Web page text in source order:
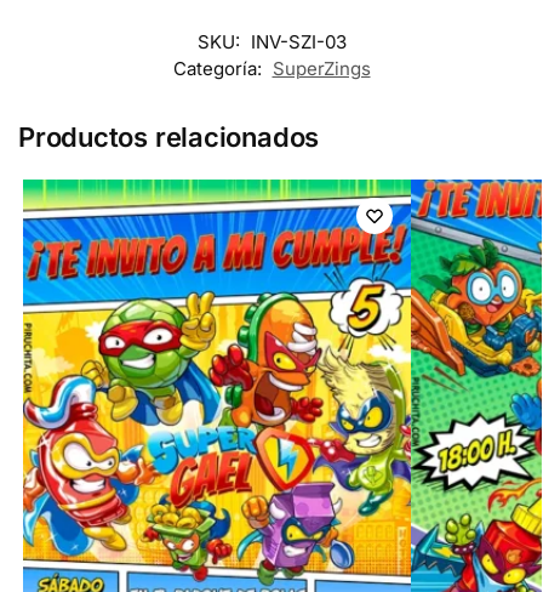
SKU: INV-SZI-03
Categoría: SuperZings
Productos relacionados